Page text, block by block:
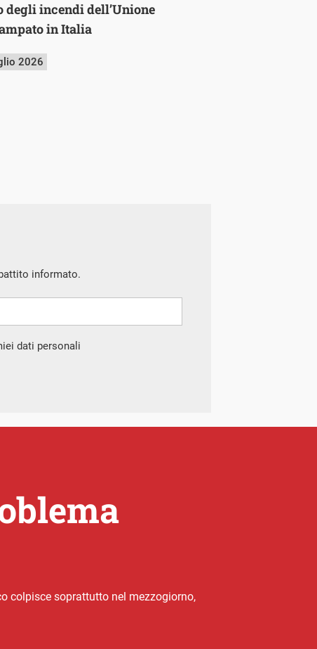
degli incendi dell’Unione
in Italia
2026
informato.
dati personali
colpisce soprattutto nel mezzogiorno,